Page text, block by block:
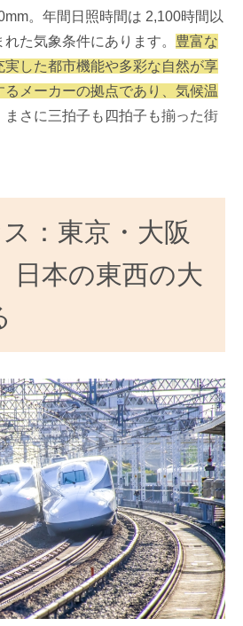
。年間日照時間は 2,100時間以
れた気象条件にあります。 豊富な
実した都市機能や多彩な自然が享
メーカーの拠点であり、気候温
まさに三拍子も四拍子も揃った街
：東京・大阪
日本の東西の大